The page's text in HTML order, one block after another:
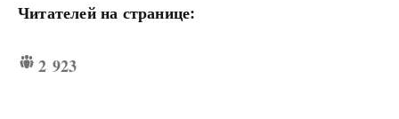
Читателей на странице:
2 923